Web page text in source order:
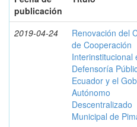
publicación
2019-04-24
Renovación del
de Cooperación
Interinstitucional
Defensoría
Ecuador y el
Autónomo
Descentralizado
Municipal de